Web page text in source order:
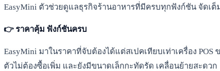
EasyMini ตัวช่วยดูแลธุรกิจร้านอาหารที่มีครบทุกฟังก์ชัน จัดเ
👉 ราคาคุ้ม ฟังก์ชันครบ
EasyMini มาในราคาที่จับต้องได้แต่สเปคเทียบเท่าเครื่อง
ตัวไม่ต้องซื้อเพิ่ม และยังมีขนาดเล็กกะทัดรัด เคลื่อนย้ายสะดวก